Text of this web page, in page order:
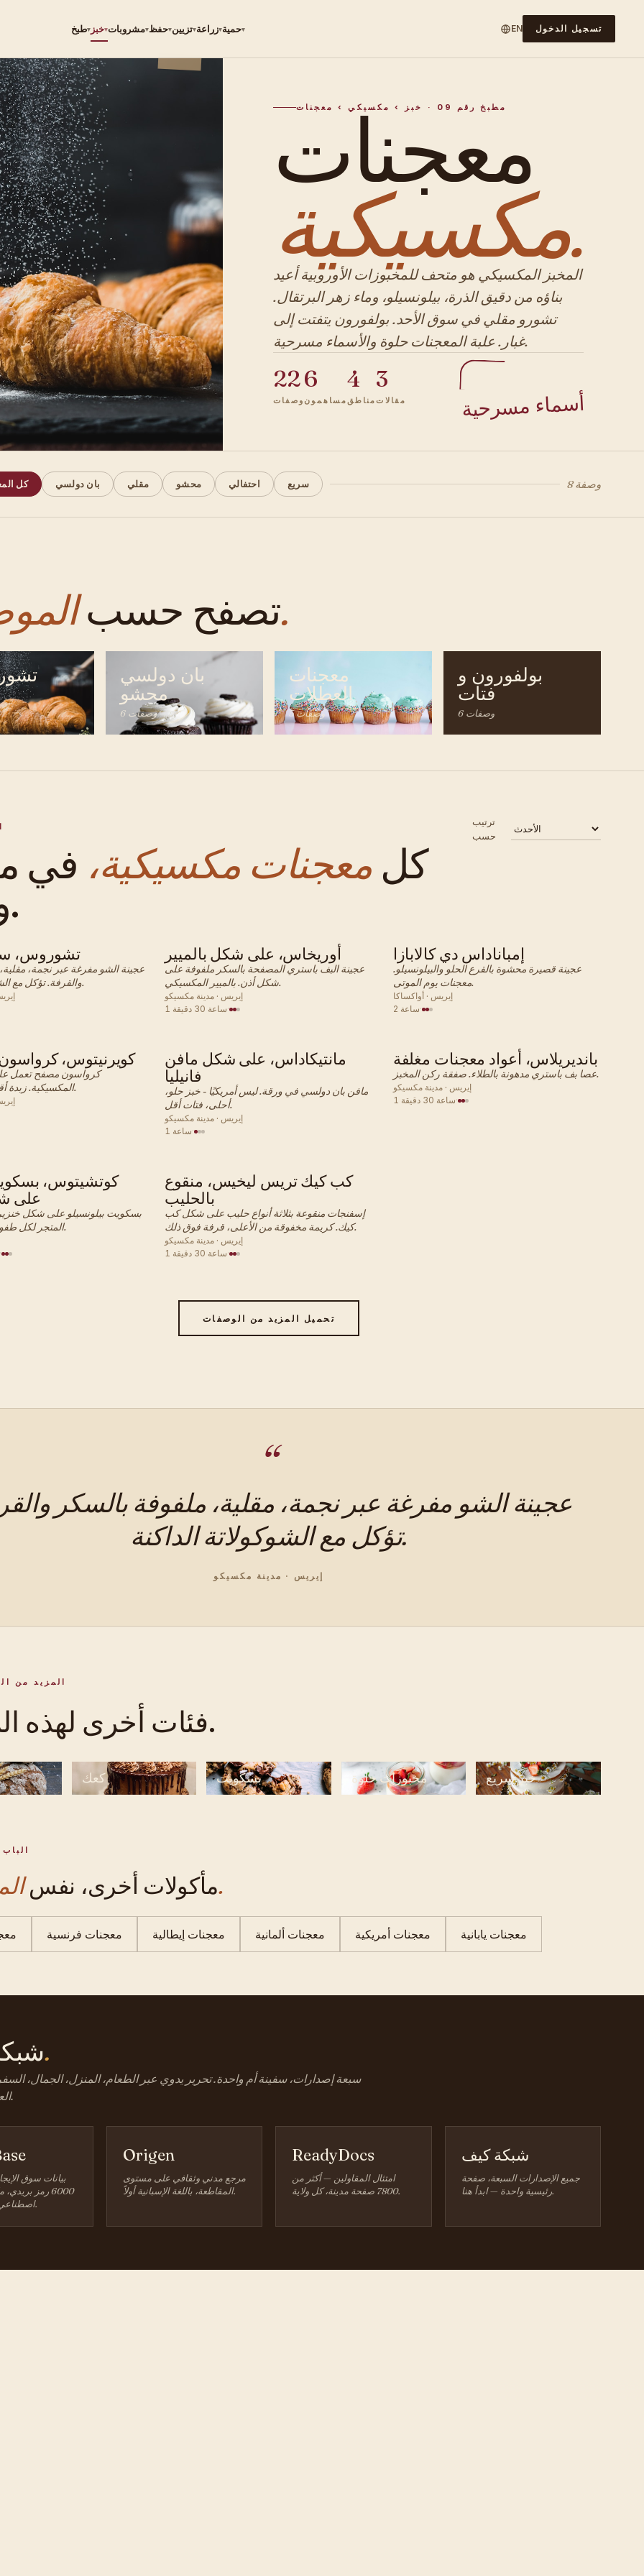
طبخ▾خبز▾مشروبات▾حفظ▾تزيين▾زراعة▾حمية▾ EN تسجيل الدخول
مطبخ رقم 09 · خبز › مكسيكي › معجنات
معجنات
مكسيكية.
المخبز المكسيكي هو متحف للمخبوزات الأوروبية أعيد
بناؤه من دقيق الذرة، بيلونسيلو، وماء زهر البرتقال.
تشورو مقلي في سوق الأحد. بولفورون يتفتت إلى
غبار. علبة المعجنات حلوة والأسماء مسرحية.
22
وصفات
6
مساهمون
4
مناطق
3
مقالات أسماء مسرحية
كل بان دولسي مقلي محشو احتفالي سريع 8 وصفة
تصفح حسبالموضوع.
بان دولسي
محشو
6 وصفات
معجنات
العطلات
5 وصفات
بولفورون و
فتات
6 وصفات
كل معجنات مكسيكية، في
واحد.
ترتيب
حسب
تشوروس،
عجينة الشو مفرغة عبر نجمة،
والقرفة. تؤكل مع الشوكولاتة الداكنة.
مكسيكي · معجنات
أوريخاس، على شكل بالميير
عجينة البف باستري المصفحة بالسكر ملفوفة على
شكل أذن. بالميير المكسيكي.
إيريس · مدينة مكسيكو
1 ساعة 30 دقيقة·
مكسيكي · معجنات
إمباناداس دي كالابازا
عجينة قصيرة محشوة بالقرع الحلو والبيلونسيلو.
معجنات يوم الموتى.
إيريس · أواكساكا
2 ساعة·
كويرنيتوس،
كرواسون مصفح تعمل
المكسيكية. زبدة أقل من الفرنسية.
مكسيكي · معجنات
مانتيكاداس، على شكل مافن
فانيليا
مافن بان دولسي في ورقة. ليس أمريكيًا - خبز حلو،
أحلى، فتات أقل.
إيريس · مدينة مكسيكو
1 ساعة·
مكسيكي · معجنات
بانديريلاس، أعواد معجنات مغلفة
عصا بف باستري مدهونة بالطلاء. صفقة ركن المخبز.
إيريس · مدينة مكسيكو
1 ساعة 30 دقيقة·
كوتشيتوس،
على
بسكويت بيلونسيلو على شكل
المتجر لكل طفولة في أواكساكا.
·
مكسيكي · معجنات
كب كيك تريس ليخيس، منقوع
بالحليب
إسفنجات منقوعة بثلاثة أنواع حليب على شكل كب
كيك. كريمة مخفوقة من الأعلى، قرفة فوق ذلك.
إيريس · مدينة مكسيكو
1 ساعة 30 دقيقة·
تحميل المزيد من الوصفات
عجينة الشو مفرغة عبر نجمة، مقلية، ملفوفة بالسكر
تؤكل مع الشوكولاتة الداكنة.
إيريس · مدينة مكسيكو
المزيد من
فئات أخرى لهذه المطبخ.
كعك بسكويت مخبوزات حلوة خبز سريع
مأكولات أخرى، نفسالمعجنات.
معجنات فرنسية معجنات إيطالية معجنات ألمانية معجنات أمريكية معجنات يابانية
كيف.
سبعة إصدارات، سفينة أم واحدة. تحرير يدوي عبر الطعام، المنزل، الجمال،
العائلة، والتمويل.
بيانات سوق
6000 رمز
اصطناعي عند الطلب.
Origen
مرجع مدني وثقافي على مستوى
المقاطعة، باللغة الإسبانية أولاً.
ReadyDocs
امتثال المقاولين — أكثر من
7800 صفحة مدينة، كل ولاية.
شبكة كيف
جميع الإصدارات السبعة، صفحة
رئيسية واحدة — ابدأ هنا.